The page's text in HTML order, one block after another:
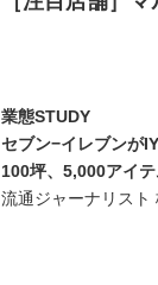
業態STUDY
セブン−イレブンが
100坪、5,000アイ
流通ジャーナリスト